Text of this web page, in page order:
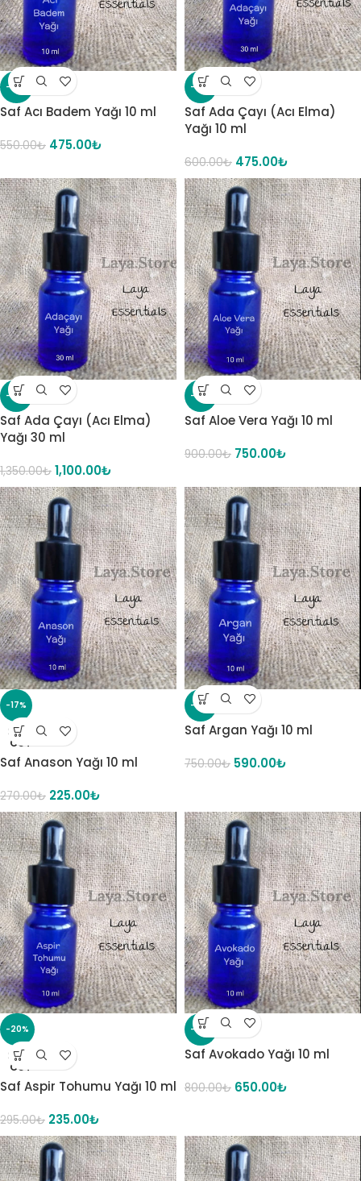
-14%
Saf Acı Badem Yağı 10 ml
550.00₺ 475.00₺
-21%
Saf Ada Çayı (Acı Elma)
Yağı 10 ml
600.00₺ 475.00₺
-19%
Saf Ada Çayı (Acı Elma)
Yağı 30 ml
1,350.00₺ 1,100.00₺
-17%
Saf Aloe Vera Yağı 10 ml
900.00₺ 750.00₺
-17%
SOLD
OUT
Saf Anason Yağı 10 ml
270.00₺ 225.00₺
-21%
Saf Argan Yağı 10 ml
750.00₺ 590.00₺
-20%
SOLD
OUT
Saf Aspir Tohumu Yağı 10 ml
295.00₺ 235.00₺
-19%
Saf Avokado Yağı 10 ml
800.00₺ 650.00₺